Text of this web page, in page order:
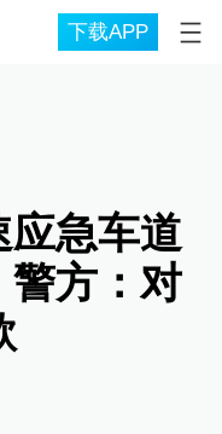
下载APP
应急车道
警方：对